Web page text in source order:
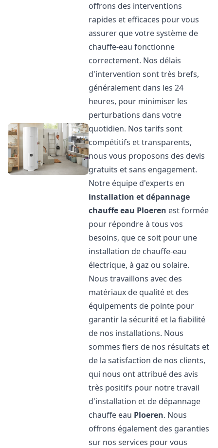
offrons des interventions
rapides et efficaces pour vous
assurer que votre système de
chauffe-eau fonctionne
correctement. Nos délais
d'intervention sont très brefs,
généralement dans les 24
heures, pour minimiser les
perturbations dans votre
quotidien. Nos tarifs sont
compétitifs et transparents,
nous vous proposons des devis
gratuits et sans engagement.
Notre équipe d'experts en
installation et dépannage
chauffe eau Ploeren est formée
pour répondre à tous vos
besoins, que ce soit pour une
installation de chauffe-eau
électrique, à gaz ou solaire.
Nous travaillons avec des
matériaux de qualité et des
équipements de pointe pour
garantir la sécurité et la fiabilité
de nos installations. Nous
sommes fiers de nos résultats et
de la satisfaction de nos clients,
qui nous ont attribué des avis
très positifs pour notre travail
d'installation et de dépannage
chauffe eau Ploeren. Nous
offrons également des garanties
sur nos services pour vous